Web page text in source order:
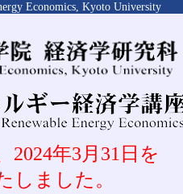
Economics, Kyoto University
2024年3月31日を
しました。